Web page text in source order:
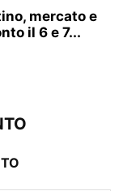
mercato e
il 6 e 7...